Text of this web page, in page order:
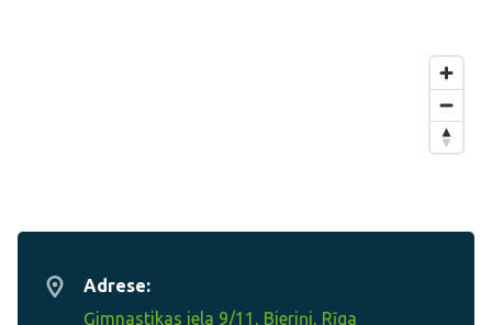
Adrese:
Ģimnastikas iela 9/11, Bieriņi, Rīga